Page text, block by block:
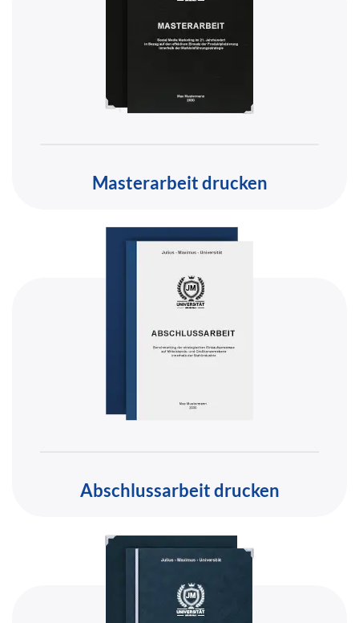
Masterarbeit drucken
Abschlussarbeit drucken